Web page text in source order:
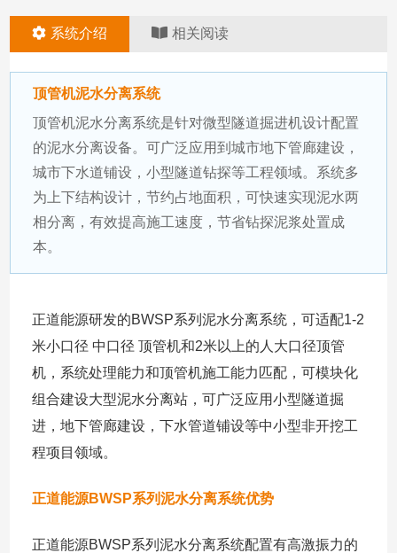
系统介绍 相关阅读
顶管机泥水分离系统
顶管机泥水分离系统是针对微型隧道掘进机设计配置
的泥水分离设备。可广泛应用到城市地下管廊建设，
城市下水道铺设，小型隧道钻探等工程领域。系统多
为上下结构设计，节约占地面积，可快速实现泥水两
相分离，有效提高施工速度，节省钻探泥浆处置成
本。
正道能源研发的BWSP系列泥水分离系统，可适配1-2
米小口径 中口径 顶管机和2米以上的人大口径顶管
机，系统处理能力和顶管机施工能力匹配，可模块化
组合建设大型泥水分离站，可广泛应用小型隧道掘
进，地下管廊建设，下水管道铺设等中小型非开挖工
程项目领域。
正道能源BWSP系列泥水分离系统优势
正道能源BWSP系列泥水分离系统配置有高激振力的